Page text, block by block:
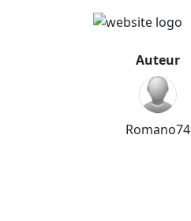
Auteur
Romano74